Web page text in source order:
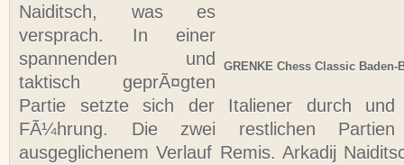
GRENKE Chess Classic Baden-
Naiditsch, was es
versprach. In einer
spannenden und
taktisch geprÃ¤gten
Partie setzte sich der Italiener durch und
FÃ¼hrung. Die zwei restlichen
ausgeglichenem Verlauf Remis. Arkadij